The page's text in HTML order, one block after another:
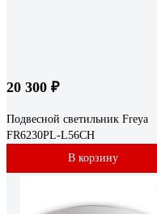
20 300 ₽
Подвесной светильник Freya
FR6230PL-L56CH
В корзину